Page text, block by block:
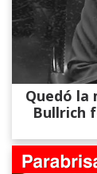
Quedó la
Bullrich